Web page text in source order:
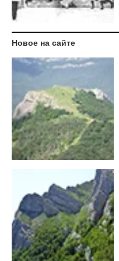
Новое на сайте